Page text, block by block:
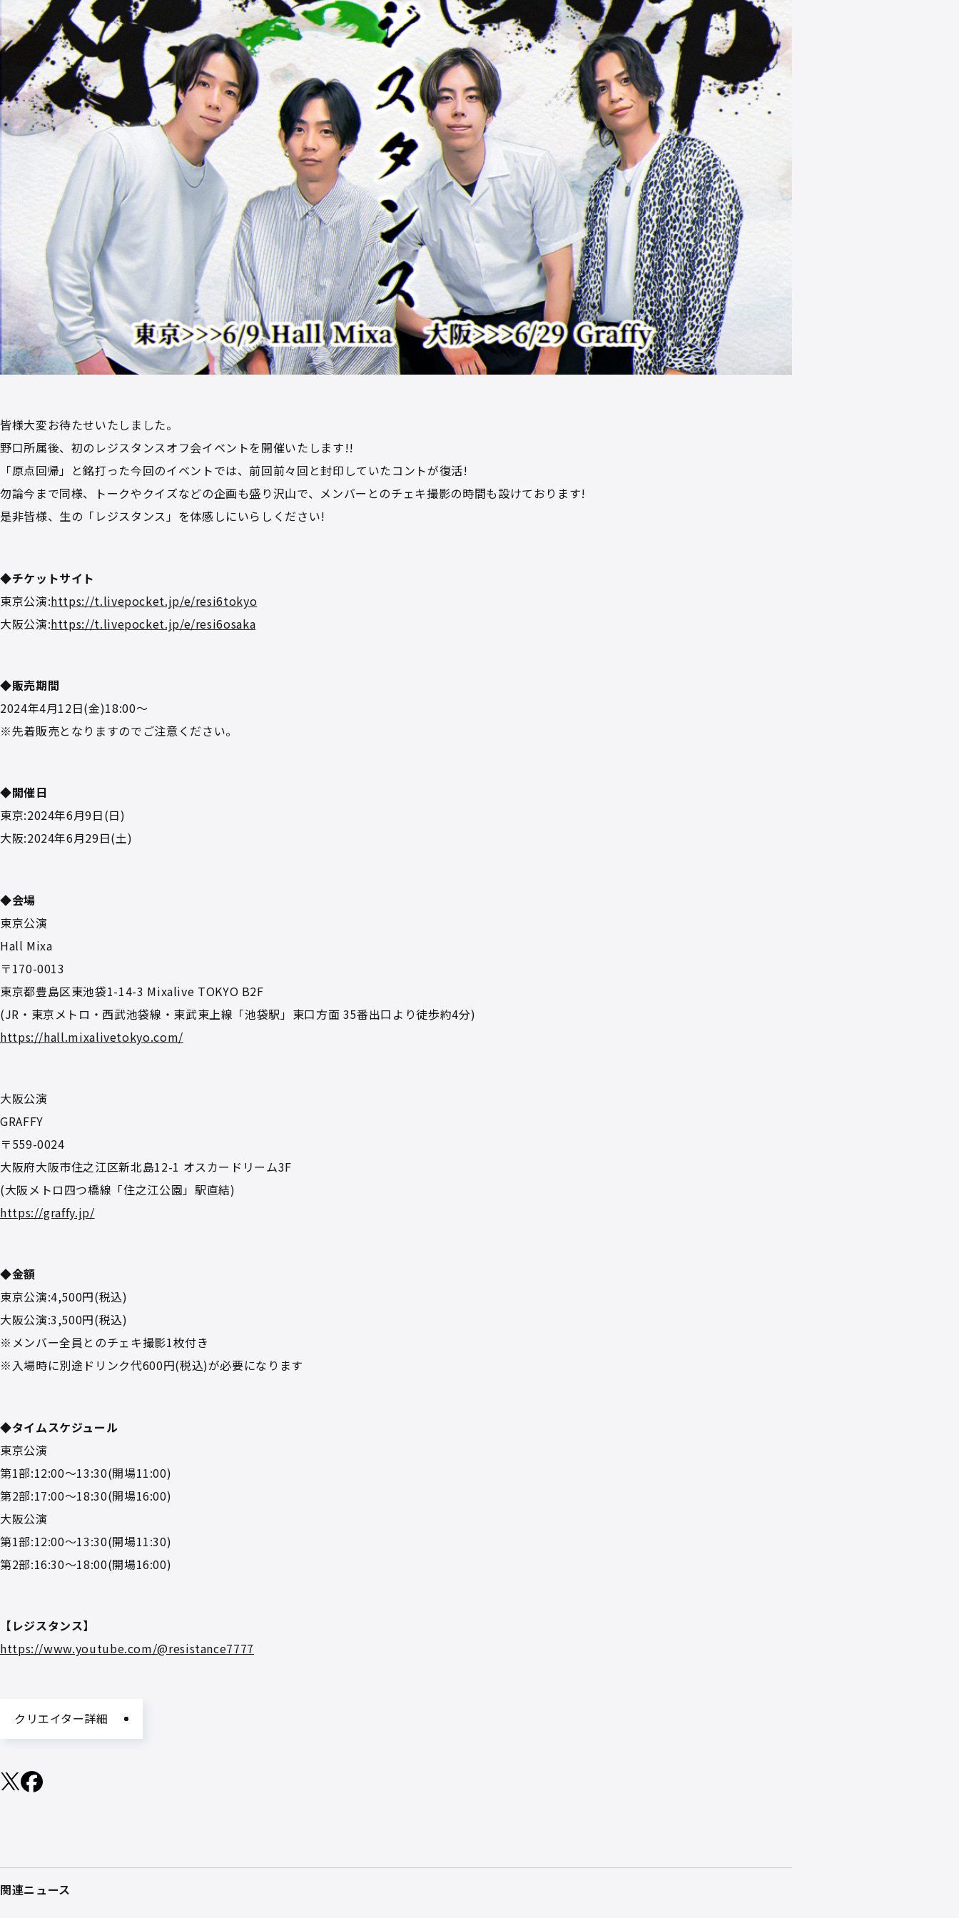
皆様大変お待たせいたしました。
野口所属後、初のレジスタンスオフ会イベントを開催いたします!!
「原点回帰」と銘打った今回のイベントでは、前回前々回と封印していたコントが復活!
勿論今まで同様、トークやクイズなどの企画も盛り沢山で、メンバーとのチェキ撮影の時間も設けております!
是非皆様、生の「レジスタンス」を体感しにいらしください!
◆チケットサイト
東京公演:https://t.livepocket.jp/e/resi6tokyo
大阪公演:https://t.livepocket.jp/e/resi6osaka
◆販売期間
2024年4月12日(金)18:00～
※先着販売となりますのでご注意ください。
◆開催日
東京:2024年6月9日(日)
大阪:2024年6月29日(土)
◆会場
東京公演
Hall Mixa
〒170-0013
東京都豊島区東池袋1-14-3 Mixalive TOKYO B2F
(JR・東京メトロ・西武池袋線・東武東上線「池袋駅」東口方面 35番出口より徒歩約4分)
https://hall.mixalivetokyo.com/
大阪公演
GRAFFY
〒559-0024
大阪府大阪市住之江区新北島12-1 オスカードリーム3F
(大阪メトロ四つ橋線「住之江公園」駅直結)
https://graffy.jp/
◆金額
東京公演:4,500円(税込)
大阪公演:3,500円(税込)
※メンバー全員とのチェキ撮影1枚付き
※入場時に別途ドリンク代600円(税込)が必要になります
◆タイムスケジュール
東京公演
第1部:12:00～13:30(開場11:00)
第2部:17:00～18:30(開場16:00)
大阪公演
第1部:12:00～13:30(開場11:30)
第2部:16:30～18:00(開場16:00)
【レジスタンス】
https://www.youtube.com/@resistance7777
クリエイター詳細
関連ニュース